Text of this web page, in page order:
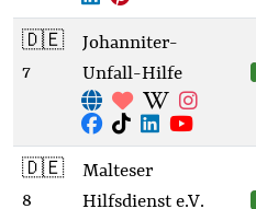
🇩🇪
7
Johanniter-
Unfall-Hilfe
🇩🇪
8
Malteser
Hilfsdienst e.V.